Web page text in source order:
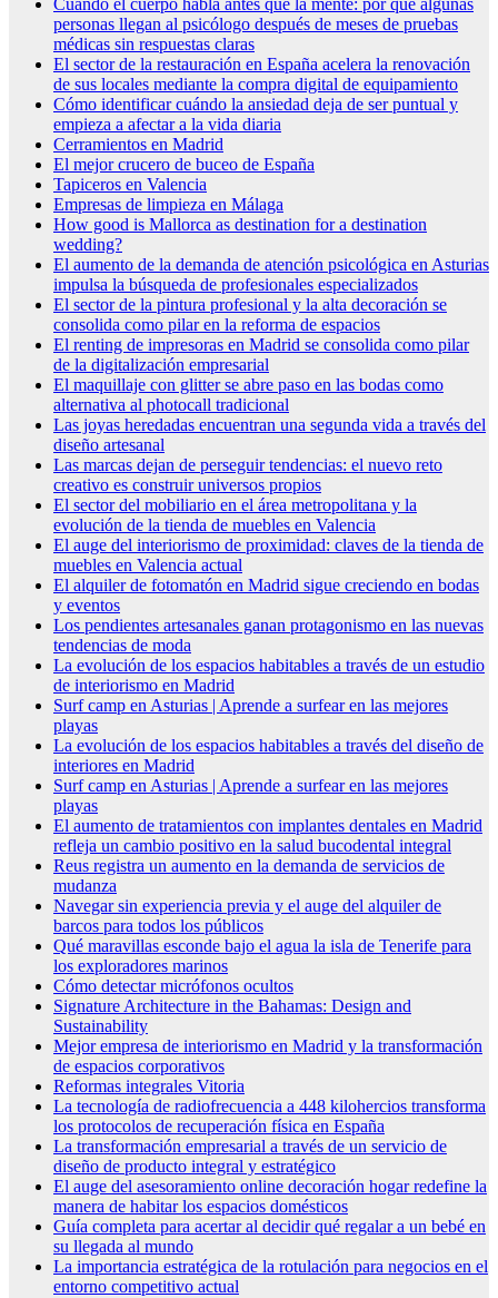
Cuando el cuerpo habla antes que la mente: por qué algunas
personas llegan al psicólogo después de meses de pruebas
médicas sin respuestas claras
El sector de la restauración en España acelera la renovación
de sus locales mediante la compra digital de equipamiento
Cómo identificar cuándo la ansiedad deja de ser puntual y
empieza a afectar a la vida diaria
Cerramientos en Madrid
El mejor crucero de buceo de España
Tapiceros en Valencia
Empresas de limpieza en Málaga
How good is Mallorca as destination for a destination
wedding?
El aumento de la demanda de atención psicológica en Asturias
impulsa la búsqueda de profesionales especializados
El sector de la pintura profesional y la alta decoración se
consolida como pilar en la reforma de espacios
El renting de impresoras en Madrid se consolida como pilar
de la digitalización empresarial
El maquillaje con glitter se abre paso en las bodas como
alternativa al photocall tradicional
Las joyas heredadas encuentran una segunda vida a través del
diseño artesanal
Las marcas dejan de perseguir tendencias: el nuevo reto
creativo es construir universos propios
El sector del mobiliario en el área metropolitana y la
evolución de la tienda de muebles en Valencia
El auge del interiorismo de proximidad: claves de la tienda de
muebles en Valencia actual
El alquiler de fotomatón en Madrid sigue creciendo en bodas
y eventos
Los pendientes artesanales ganan protagonismo en las nuevas
tendencias de moda
La evolución de los espacios habitables a través de un estudio
de interiorismo en Madrid
Surf camp en Asturias | Aprende a surfear en las mejores
playas
La evolución de los espacios habitables a través del diseño de
interiores en Madrid
Surf camp en Asturias | Aprende a surfear en las mejores
playas
El aumento de tratamientos con implantes dentales en Madrid
refleja un cambio positivo en la salud bucodental integral
Reus registra un aumento en la demanda de servicios de
mudanza
Navegar sin experiencia previa y el auge del alquiler de
barcos para todos los públicos
Qué maravillas esconde bajo el agua la isla de Tenerife para
los exploradores marinos
Cómo detectar micrófonos ocultos
Signature Architecture in the Bahamas: Design and
Sustainability
Mejor empresa de interiorismo en Madrid y la transformación
de espacios corporativos
Reformas integrales Vitoria
La tecnología de radiofrecuencia a 448 kilohercios transforma
los protocolos de recuperación física en España
La transformación empresarial a través de un servicio de
diseño de producto integral y estratégico
El auge del asesoramiento online decoración hogar redefine la
manera de habitar los espacios domésticos
Guía completa para acertar al decidir qué regalar a un bebé en
su llegada al mundo
La importancia estratégica de la rotulación para negocios en el
entorno competitivo actual